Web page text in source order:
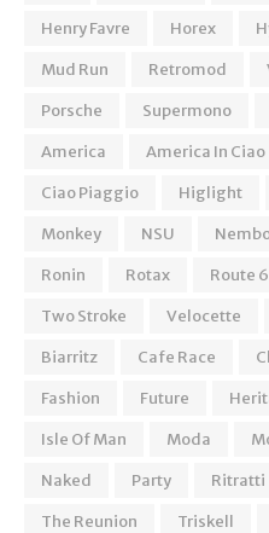
Henry Favre
Horex
Mud Run
Retromod
Porsche
Supermono
America
America In Ciao
Ciao Piaggio
Higlight
Monkey
NSU
Ronin
Rotax Route
Two Stroke
Velocette
Biarritz
Cafe Race
Fashion
Future
Isle Of Man
Moda
Naked
Party Ritratti
The Reunion
Triskell